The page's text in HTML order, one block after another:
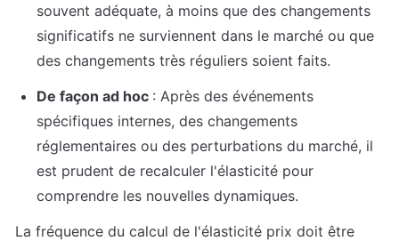
souvent adéquate, à moins que des changements
significatifs ne surviennent dans le marché ou que
des changements très réguliers soient faits.
De façon ad hoc : Après des événements
spécifiques internes, des changements
réglementaires ou des perturbations du marché, il
est prudent de recalculer l'élasticité pour
comprendre les nouvelles dynamiques.
La fréquence du calcul de l'élasticité prix doit être